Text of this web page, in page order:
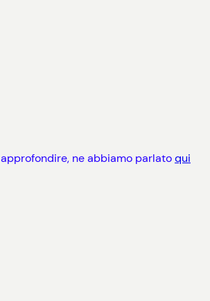
approfondire, ne abbiamo parlatoqui